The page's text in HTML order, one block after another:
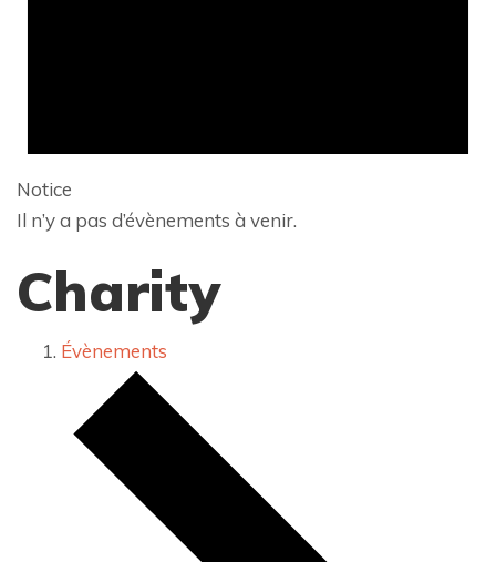
Notice
Il n’y a pas d’évènements à venir.
Charity
Évènements